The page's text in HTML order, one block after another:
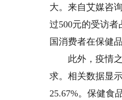
大。来自艾媒咨
过500元的受访者
国消费者在保健
此外，疫情之
求。相关数据显
25.67%。保健食